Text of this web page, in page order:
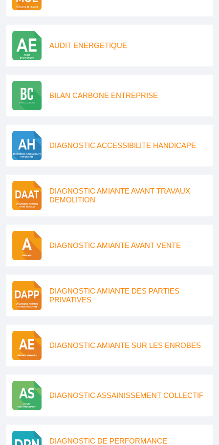
AUDIT ENERGETIQUE
BILAN CARBONE ENTREPRISE
DIAGNOSTIC ACCESSIBILITE HANDICAPE
DIAGNOSTIC AMIANTE AVANT TRAVAUX
DEMOLITION
DIAGNOSTIC AMIANTE AVANT VENTE
DIAGNOSTIC AMIANTE DES PARTIES
PRIVATIVES
DIAGNOSTIC AMIANTE SUR LES ENROBES
DIAGNOSTIC ASSAINISSEMENT COLLECTIF
DIAGNOSTIC DE PERFORMANCE